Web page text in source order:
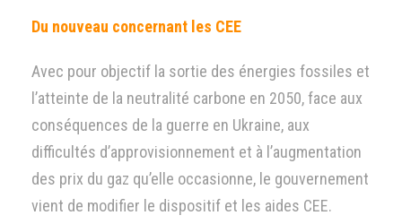
Du nouveau concernant les CEE
Avec pour objectif la sortie des énergies fossiles et
l’atteinte de la neutralité carbone en 2050, face aux
conséquences de la guerre en Ukraine, aux
difficultés d’approvisionnement et à l’augmentation
des prix du gaz qu’elle occasionne, le gouvernement
vient de modifier le dispositif et les aides CEE.